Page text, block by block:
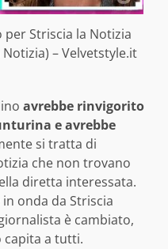
Striscia la Notizia
– Velvetstyle.it
avrebbe rinvigorito
e avrebbe
si tratta di
che non trovano
diretta interessata.
onda da Striscia
è cambiato,
capita a tutti.